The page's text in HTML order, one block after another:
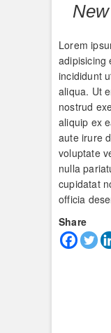
Lorem
adipisicing
incididunt
aliqua. Ut
nostrud
aliquip ex
aute irure
voluptate
nulla
cupidatat
officia
Share